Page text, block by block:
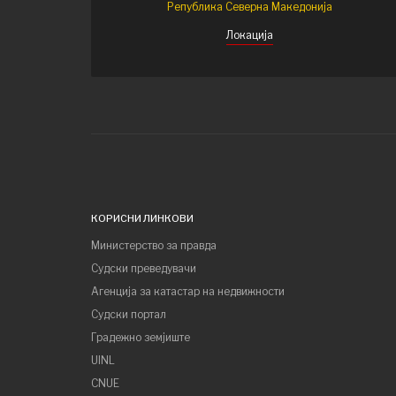
Република Северна Македонија
Локација
КОРИСНИ ЛИНКОВИ
Министерство за правда
Судски преведувачи
Агенција за катастар на недвижности
Судски портал
Градежно земјиште
UINL
CNUE